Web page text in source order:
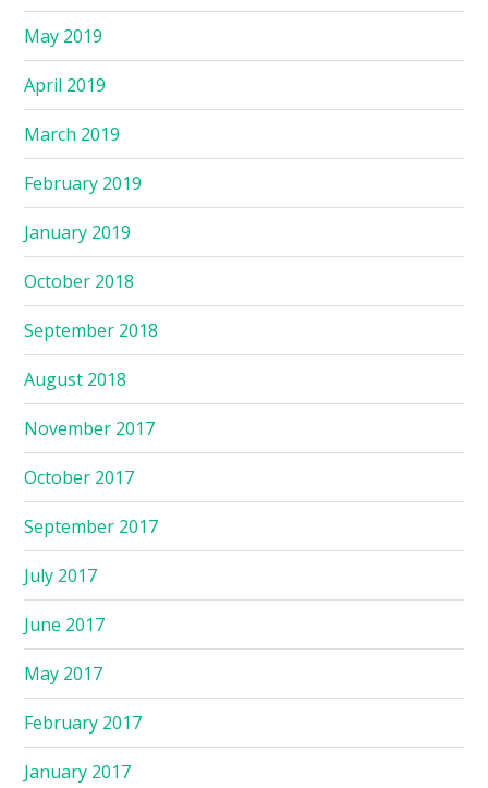
May 2019
April 2019
March 2019
February 2019
January 2019
October 2018
September 2018
August 2018
November 2017
October 2017
September 2017
July 2017
June 2017
May 2017
February 2017
January 2017